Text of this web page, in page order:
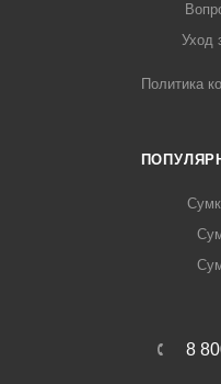
Уход
Политика
8